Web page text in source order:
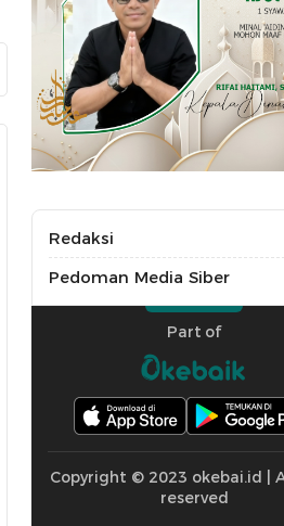
Redaksi
Pedoman Media Siber
Part of
Copyright © 2023 okebai.id |
reserved